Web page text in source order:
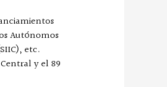
Autónomos
etc.
y el 89